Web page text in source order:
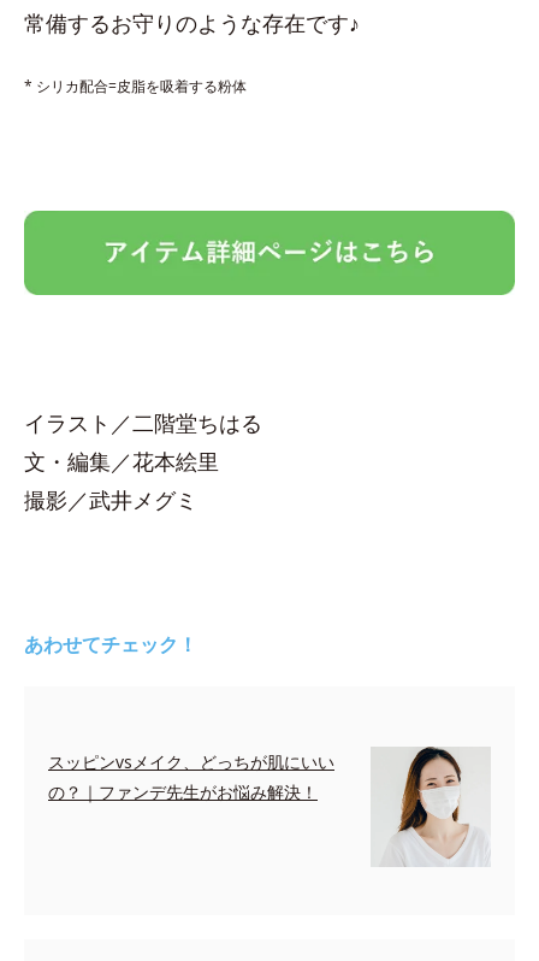
常備するお守りのような存在です♪
* シリカ配合=皮脂を吸着する粉体
イラスト／二階堂ちはる
文・編集／花本絵里
撮影／武井メグミ
あわせてチェック！
スッピンvsメイク、どっちが肌にいい
の？｜ファンデ先生がお悩み解決！